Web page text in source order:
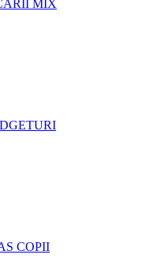
MIX
COPII